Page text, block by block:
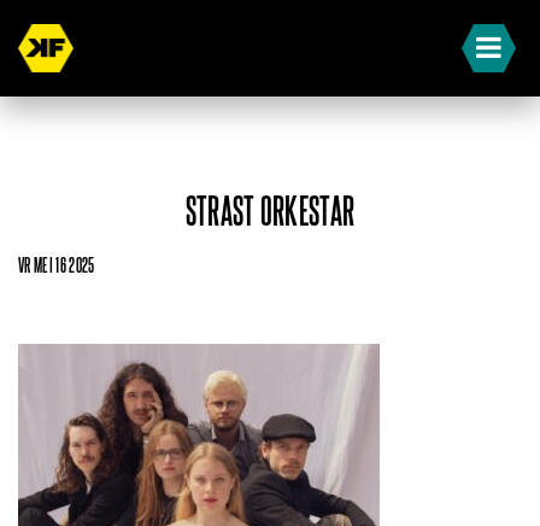
STRAST ORKESTAR
VR MEI 16 2025